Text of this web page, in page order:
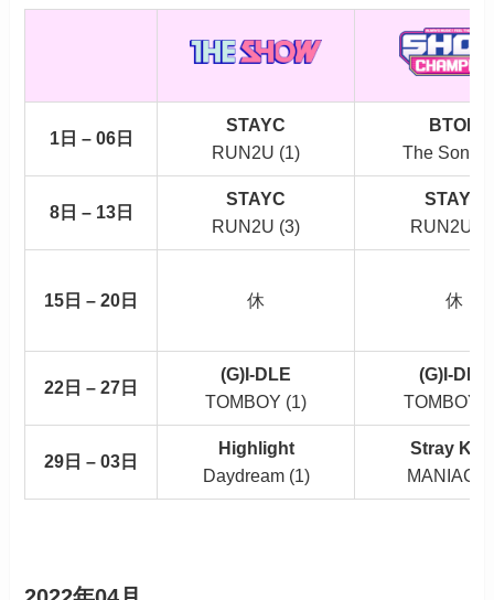
1日 – 06日
STAYC
RUN2U (1)
BTOB
The Song
8日 – 13日
STAYC
RUN2U (3)
STAYC
RUN2U
15日 – 20日 休 休
22日 – 27日
(G)I-DLE
TOMBOY (1)
(G)I-DLE
TOMBOY
29日 – 03日
Highlight
Daydream (1)
Stray
MANIAC